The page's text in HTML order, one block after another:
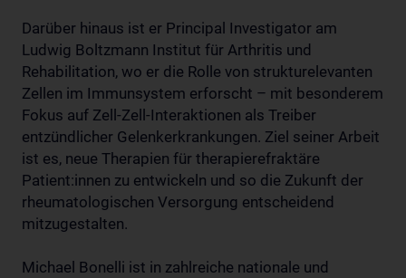
Darüber hinaus ist er Principal Investigator am
Ludwig Boltzmann Institut für Arthritis und
Rehabilitation, wo er die Rolle von strukturelevanten
Zellen im Immunsystem erforscht – mit besonderem
Fokus auf Zell-Zell-Interaktionen als Treiber
entzündlicher Gelenkerkrankungen. Ziel seiner Arbeit
ist es, neue Therapien für therapierefraktäre
Patient:innen zu entwickeln und so die Zukunft der
rheumatologischen Versorgung entscheidend
mitzugestalten.
Michael Bonelli ist in zahlreiche nationale und